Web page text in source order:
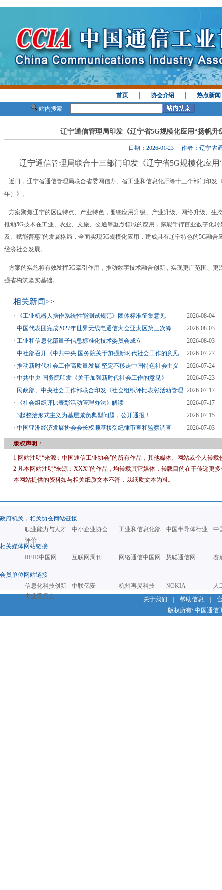
首页 │协会介绍 │热点新闻
站内搜索
辽宁通信管理局印发《辽宁省5G规模化应用“扬帆升
日期：2026-01-23 作者：辽宁省
辽宁通信管理局联合十三部门印发《辽宁省5G规模化应用
近日，辽宁省通信管理局联合省委网信办、省工业和信息化厅等十三个部门印发
年）》。
方案聚焦辽宁的区位特点、产业特色，围绕应用升级、产业升级、网络升级、生
推动5G技术在工业、农业、文旅、交通等重点领域的应用，赋能千行百业数字化
及、赋能普惠”的发展格局，全面实现5G规模化应用，建成具有辽宁特色的5G融
经济社会发展。
方案的实施将有效发挥5G牵引作用，推动数字技术融合创新，实现更广范围、
强省构筑坚实基础。
相关新闻>>
· 《工业机器人操作系统性能测试规范》团体标准征集意见
2026-08-04
·中国代表团完成2027年世界无线电通信大会亚太区第三次筹
2026-08-03
·工业和信息化部量子信息标准化技术委员会成立
2026-08-03
·中社部召开《中共中央 国务院关于加强新时代社会工作的意见
2026-07-27
·推动新时代社会工作高质量发展 坚定不移走中国特色社会主义
2026-07-24
·中共中央 国务院印发《关于加强新时代社会工作的意见》
2026-07-23
· 民政部、中央社会工作部联合印发《社会组织评比表彰活动管理
2026-07-17
·
《社会组织评比表彰活动管理办法》解读
2026-07-17
·3起整治形式主义为基层减负典型问题，公开通报！
2026-07-15
·中国亚洲经济发展协会会长权顺基接受纪律审查和监察调查 2026-07-03
版权声明：
1 网站注明“来源：中国通信工业协会”的所有作品，其他媒体、网站或个人转
2 凡本网站注明“来源：XXX”的作品，均转载其它媒体，转载目的在于传递更
本网站提供的资料如与相关纸质文本不符，以纸质文本为准。
政府机关，相关协会网站链接
职业能力与人才
评价
中小企业协会 工业和信息化部 中国半导体行业 中
相关媒体网站链接
RFID中国网
互联网周刊 网络通信中国网 慧聪通信网 赛
会员单位网站链接
信息化科技创新
专业委员会
中联亿安 杭州再灵科技 NOKIA
人
关于我们
帮助信息
版权所有: 中国通信